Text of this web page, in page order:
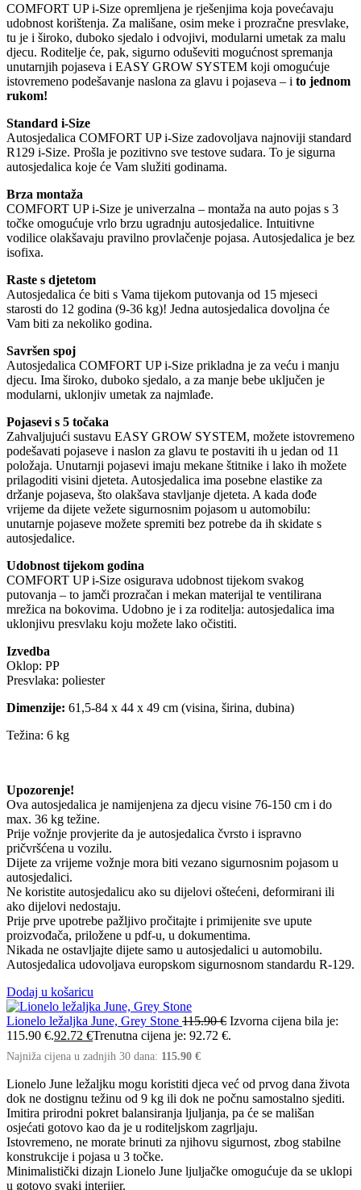
COMFORT UP i-Size opremljena je rješenjima koja povećavaju
udobnost korištenja. Za mališane, osim meke i prozračne presvlake,
tu je i široko, duboko sjedalo i odvojivi, modularni umetak za malu
djecu. Roditelje će, pak, sigurno oduševiti mogućnost spremanja
unutarnjih pojaseva i EASY GROW SYSTEM koji omogućuje
istovremeno podešavanje naslona za glavu i pojaseva – i to jednom
rukom!
Standard i-Size
Autosjedalica COMFORT UP i-Size zadovoljava najnoviji standard
R129 i-Size. Prošla je pozitivno sve testove sudara. To je sigurna
autosjedalica koje će Vam služiti godinama.
Brza montaža
COMFORT UP i-Size je univerzalna – montaža na auto pojas s 3
točke omogućuje vrlo brzu ugradnju autosjedalice. Intuitivne
vodilice olakšavaju pravilno provlačenje pojasa. Autosjedalica je bez
isofixa.
Raste s djetetom
Autosjedalica će biti s Vama tijekom putovanja od 15 mjeseci
starosti do 12 godina (9-36 kg)! Jedna autosjedalica dovoljna će
Vam biti za nekoliko godina.
Savršen spoj
Autosjedalica COMFORT UP i-Size prikladna je za veću i manju
djecu. Ima široko, duboko sjedalo, a za manje bebe uključen je
modularni, uklonjiv umetak za najmlađe.
Pojasevi s 5 točaka
Zahvaljujući sustavu EASY GROW SYSTEM, možete istovremeno
podešavati pojaseve i naslon za glavu te postaviti ih u jedan od 11
položaja. Unutarnji pojasevi imaju mekane štitnike i lako ih možete
prilagoditi visini djeteta. Autosjedalica ima posebne elastike za
držanje pojaseva, što olakšava stavljanje djeteta. A kada dođe
vrijeme da dijete vežete sigurnosnim pojasom u automobilu:
unutarnje pojaseve možete spremiti bez potrebe da ih skidate s
autosjedalice.
Udobnost tijekom godina
COMFORT UP i-Size osigurava udobnost tijekom svakog
putovanja – to jamči prozračan i mekan materijal te ventilirana
mrežica na bokovima. Udobno je i za roditelja: autosjedalica ima
uklonjivu presvlaku koju možete lako očistiti.
Izvedba
Oklop: PP
Presvlaka: poliester
Dimenzije: 61,5-84 x 44 x 49 cm (visina, širina, dubina)
Težina: 6 kg
Upozorenje!
Ova autosjedalica je namijenjena za djecu visine 76-150 cm i do
max. 36 kg težine.
Prije vožnje provjerite da je autosjedalica čvrsto i ispravno
pričvršćena u vozilu.
Dijete za vrijeme vožnje mora biti vezano sigurnosnim pojasom u
autosjedalici.
Ne koristite autosjedalicu ako su dijelovi oštećeni, deformirani ili
ako dijelovi nedostaju.
Prije prve upotrebe pažljivo pročitajte i primijenite sve upute
proizvođača, priložene u pdf-u, u dokumentima.
Nikada ne ostavljajte dijete samo u autosjedalici u automobilu.
Autosjedalica udovoljava europskom sigurnosnom standardu R-129.
Dodaj u košaricu
Lionelo ležaljka June, Grey Stone 115.90€ Izvorna cijena bila je:
115.90 €.92.72 €Trenutna cijena je: 92.72 €.
Najniža cijena u zadnjih 30 dana: 115.90 €
Lionelo June ležaljku mogu koristiti djeca već od prvog dana života
dok ne dostignu težinu od 9 kg ili dok ne počnu samostalno sjediti.
Imitira prirodni pokret balansiranja ljuljanja, pa će se mališan
osjećati gotovo kao da je u roditeljskom zagrljaju.
Istovremeno, ne morate brinuti za njihovu sigurnost, zbog stabilne
konstrukcije i pojasa u 3 točke.
Minimalistički dizajn Lionelo June ljuljačke omogućuje da se uklopi
u gotovo svaki interijer.